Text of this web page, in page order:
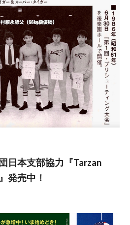
日本支部協力『Tarzan
発売中！